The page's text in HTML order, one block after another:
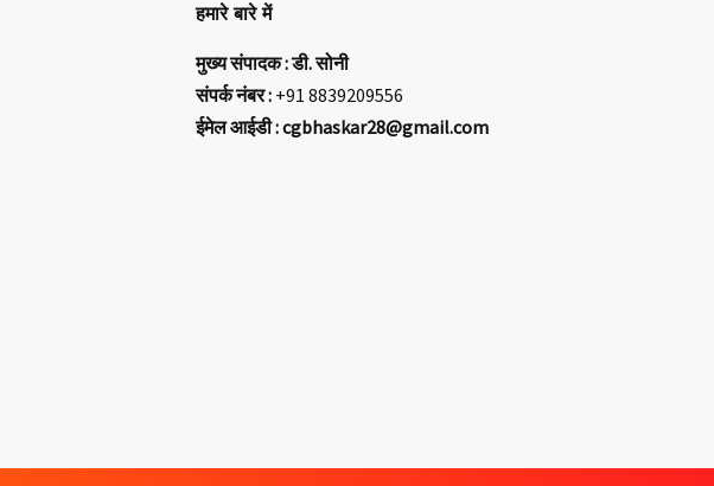
हमारे बारे में
मुख्य संपादक : डी. सोनी
संपर्क नंबर : +91 8839209556
ईमेल आईडी : cgbhaskar28@gmail.com